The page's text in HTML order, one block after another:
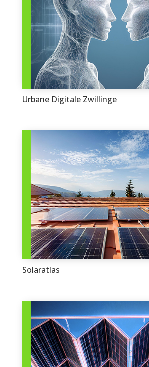
Urbane Digitale Zwillinge
Solaratlas